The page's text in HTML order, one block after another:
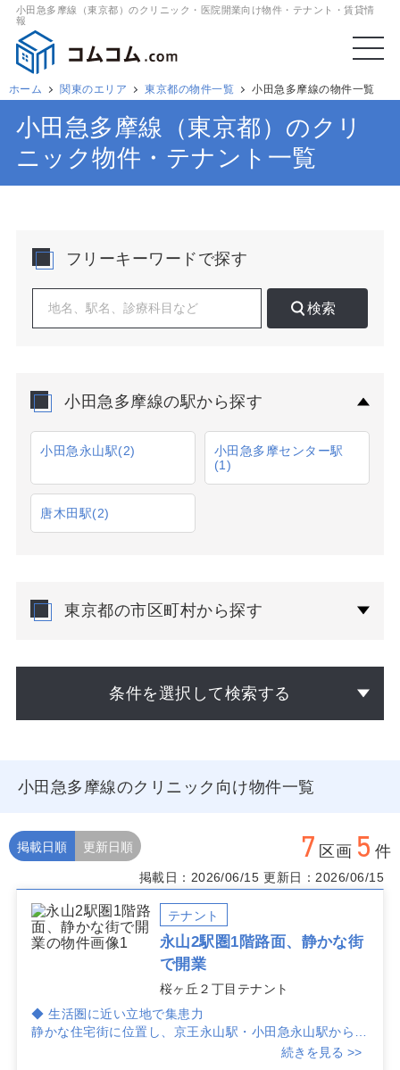
小田急多摩線（東京都）のクリニック・医院開業向け物件・テナント・賃貸情
報
ホーム 関東のエリア 東京都の物件一覧 小田急多摩線の物件一覧
小田急多摩線（東京都）のクリ
ニック物件・テナント一覧
フリーキーワードで探す
検索
小田急多摩線の駅から探す
小田急永山駅(2)
小田急多摩センター駅
(1)
唐木田駅(2)
東京都の市区町村から探す
条件を選択して検索する
小田急多摩線のクリニック向け物件一覧
7 区画 5 件
掲載日順 更新日順
掲載日：2026/06/15 更新日：2026/06/15
テナント
永山2駅圏1階路面、静かな街
で開業
桜ヶ丘２丁目テナント
◆ 生活圏に近い立地で集患力
静かな住宅街に位置し、京王永山駅・小田急永山駅からい
ずれも徒歩12分。周辺住民の通院動線を意識した立地
続きを見る >>